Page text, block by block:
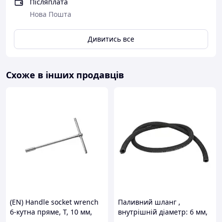
Моксон TX від BombAss — відмінний вибір для ваших
Нова Пошта
Дивитись все
Схоже в інших продавців
(EN) Handle socket wrench
6-кутна пряме, T, 10 мм,
Паливний шланг ,
внутрішній діаметр: 6 мм,